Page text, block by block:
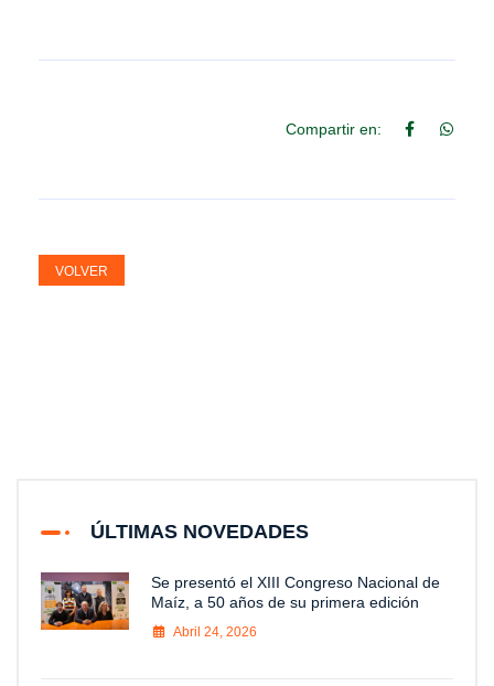
Compartir en:
VOLVER
ÚLTIMAS NOVEDADES
Se presentó el XIII Congreso Nacional de
Maíz, a 50 años de su primera edición
Abril 24, 2026